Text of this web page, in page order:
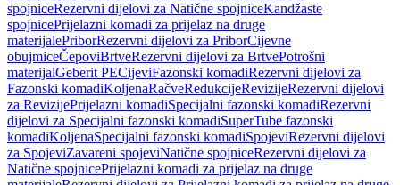
spojniceRezervni dijelovi za Natične spojniceKandžaste
spojnicePrijelazni komadi za prijelaz na druge
materijalePriborRezervni dijelovi za PriborCijevne
obujmiceČepoviBrtveRezervni dijelovi za BrtvePotrošni
materijalGeberit PECijeviFazonski komadiRezervni dijelovi za
Fazonski komadiKoljenaRačveRedukcijeRevizijeRezervni dijelovi
za RevizijePrijelazni komadiSpecijalni fazonski komadiRezervni
dijelovi za Specijalni fazonski komadiSuperTube fazonski
komadiKoljenaSpecijalni fazonski komadiSpojeviRezervni dijelovi
za SpojeviZavareni spojeviNatične spojniceRezervni dijelovi za
Natične spojnicePrijelazni komadi za prijelaz na druge